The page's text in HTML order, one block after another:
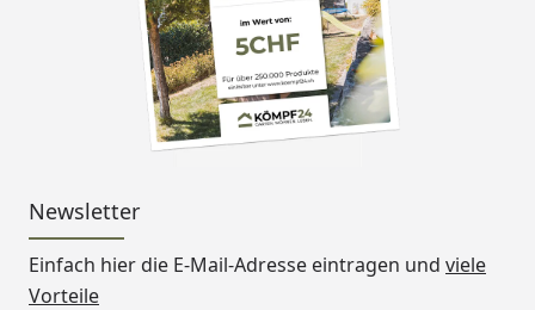
Newsletter
Einfach hier die E-Mail-Adresse eintragen und viele
Vorteile